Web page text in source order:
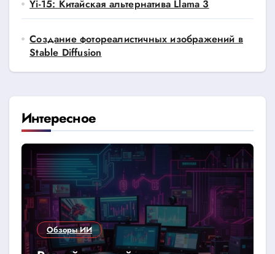
Yi-15: Китайская альтернатива Llama 3
Создание фотореалистичных изображений в
Stable Diffusion
Интересное
Обзоры ИИ